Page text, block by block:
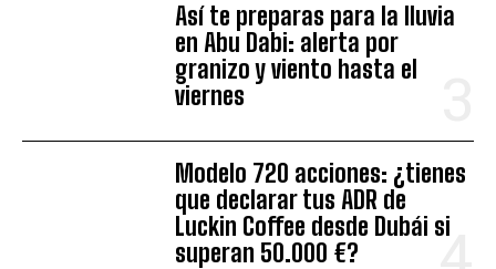
Así te preparas para la lluvia
en Abu Dabi: alerta por
granizo y viento hasta el
viernes
Modelo 720 acciones: ¿tienes
que declarar tus ADR de
Luckin Coffee desde Dubái si
superan 50.000 €?